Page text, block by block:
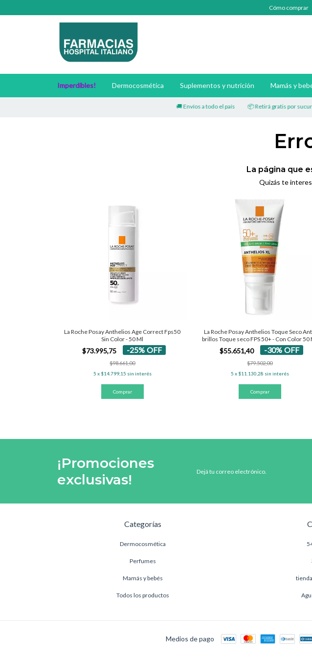
Cómo comprar
Imperdibles! Dermocosmética Suplementos y nutrición Mamás y
🚚 Envíos a todo el país 📦 Retirá gratis por sucursal
La página que
Quizás te
La Roche Posay Anthelios Age Correct Fps50
Sin Color - 50 Ml
$73.995,75 -25% OFF
$98.661,00
5 x $14.799,15 sin interés
La Roche Posay Anthelios Toque Seco
brillos Toque seco FPS 50+ - Con Color 50
$55.651,40 -30% OFF
$79.502,00
5 x $11.130,28 sin interés
¡Promociones
exclusivas!
Dejá tu correo electrónico.
Categorías
Dermocosmética
Perfumes
Mamás y bebés
Todos los productos
Medios de pago